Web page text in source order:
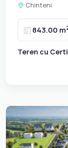
Chinteni
843.00 m
Teren cu